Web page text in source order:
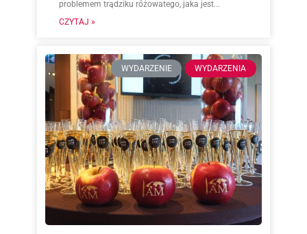
problemem trądziku różowatego, jaka jest...
CZYTAJ »
WYDARZENIE WYDARZENIA